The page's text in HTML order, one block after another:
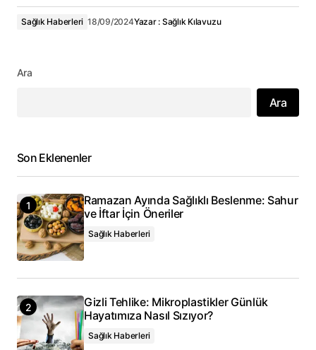
Sağlık Haberleri 18/09/2024Yazar : Sağlık Kılavuzu
Ara
Ara
Son Eklenenler
Ramazan Ayında Sağlıklı Beslenme: Sahur
ve İftar İçin Öneriler
Sağlık Haberleri
Gizli Tehlike: Mikroplastikler Günlük
Hayatımıza Nasıl Sızıyor?
Sağlık Haberleri